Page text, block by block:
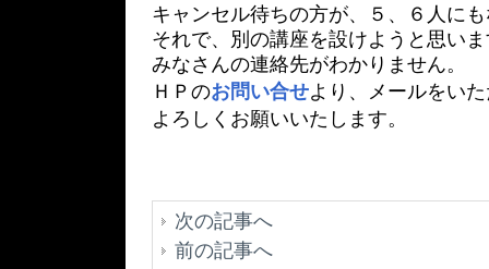
キャンセル待ちの方が、５、６人に
それで、別の講座を設けようと思い
みなさんの連絡先がわかりません。
ＨＰのお問い合せより、メールをい
よろしくお願いいたします。
次の記事へ
前の記事へ